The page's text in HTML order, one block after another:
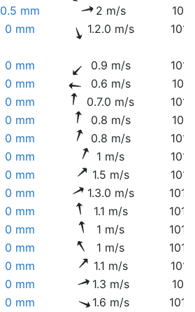
0.5 mm 2 m/s
0 mm 1.2.0 m/s
0 mm 0.9 m/s
0 mm 0.6 m/s
0 mm 0.7.0 m/s
0 mm 0.8 m/s
0 mm 0.8 m/s
0 mm 1 m/s
0 mm 1.5 m/s
0 mm 1.3.0 m/s
0 mm 1.1 m/s
0 mm 1 m/s
0 mm 1 m/s
0 mm 1.1 m/s
0 mm 1.3 m/s
0 mm 1.6 m/s